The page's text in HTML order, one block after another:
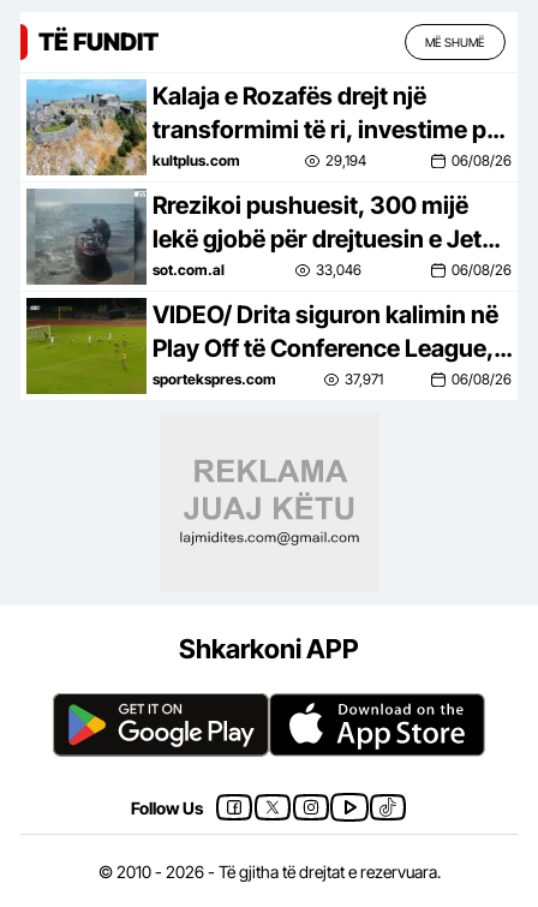
TË FUNDIT MË SHUMË
Kalaja e Rozafës drejt një
transformimi të ri, investime për
trashëgiminë dhe turizmin
kultplus.com 29,194 06/08/26
Rrezikoi pushuesit, 300 mijë
lekë gjobë për drejtuesin e Jet
Ski në Zvërnec
sot.com.al 33,046 06/08/26
VIDEO/ Drita siguron kalimin në
Play Off të Conference League, e
mbyll me një ndeshje takimin
sportekspres.com 37,971 06/08/26
Shkarkoni APP
Follow Us
© 2010 - 2026 - Të gjitha të drejtat e rezervuara.